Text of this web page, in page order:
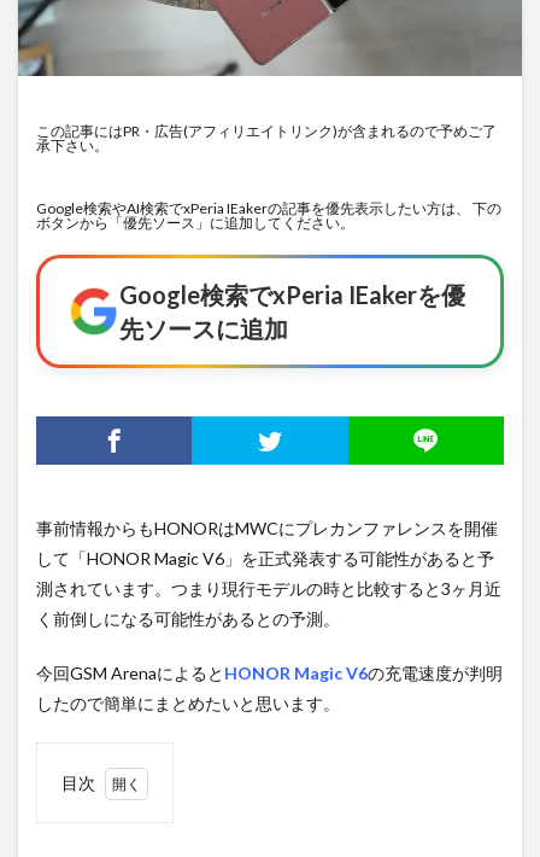
この記事にはPR・広告(アフィリエイトリンク)が含まれるので予めご了
承下さい。
Google検索やAI検索でxPeria IEakerの記事を優先表示したい方は、 下の
ボタンから「優先ソース」に追加してください。
Google検索でxPeria IEakerを優
先ソースに追加
事前情報からもHONORはMWCにプレカンファレンスを開催
して「HONOR Magic V6」を正式発表する可能性があると予
測されています。つまり現行モデルの時と比較すると3ヶ月近
く前倒しになる可能性があるとの予測。
今回GSM Arenaによると HONOR Magic V6の充電速度が判明
したので簡単にまとめたいと思います。
目次